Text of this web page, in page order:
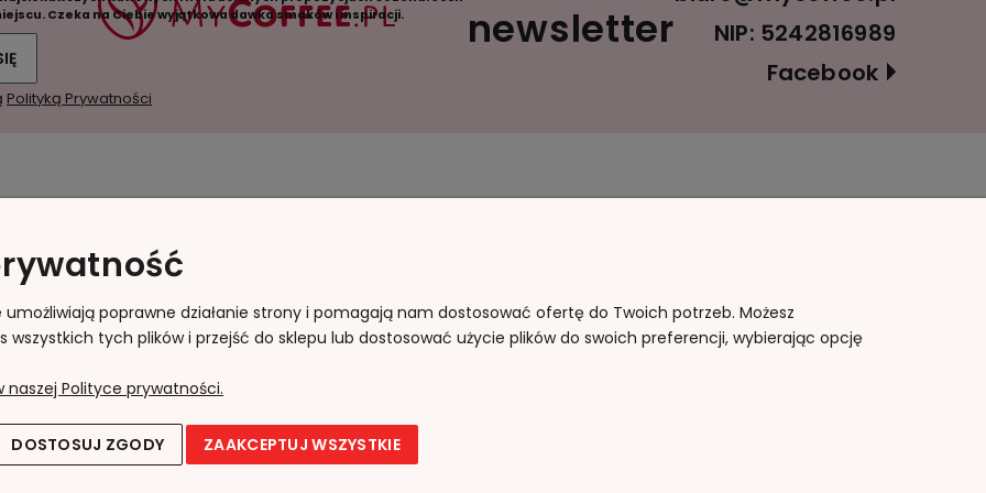
Czeka na Ciebie wyjątkowa dawka smaków i inspiracji.
Polityką Prywatności
newsletter
NIP: 5242816989
Facebook
Twoje zamówienia
Ustawienia konta
Przechowalnia
Koszty dostawy
Czas realizacji
Blog
Jak kupować?
O firmie
poprawne działanie strony i pomagają nam dostosować ofertę do Twoich potrzeb. Możesz
wszystkich tych plików i przejść do sklepu lub dostosować użycie plików do swoich preferencji, wybierając opcję
Polityce prywatności.
DOSTOSUJ ZGODY ZAAKCEPTUJ WSZYSTKIE